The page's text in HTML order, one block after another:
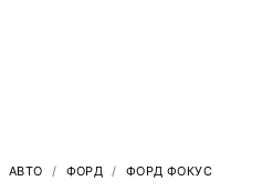
АВТО ФОРД ФОРД ФОКУС